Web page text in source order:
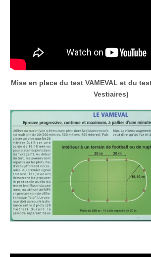
Mise en place du test VAMEVAL et du
Vestiaires)